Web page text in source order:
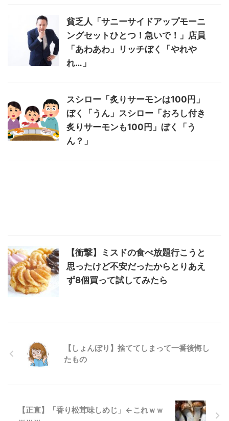
貧乏人「サニーサイドアップモーニ
ングセットひとつ！急いで！」店員
「あわあわ」リッチぼく「やれや
れ…」
スシロー「炙りサーモンは100円」
ぼく「うん」スシロー「おろし付き
炙りサーモンも100円」ぼく「う
ん？」
【衝撃】ミスドの食べ放題行こうと
思ったけど不安だったからとりあえ
ず8個買って試してみたら
【しょんぼり】捨ててしまって一番後悔し
たもの
【正直】「香り松茸味しめじ」←これｗｗ